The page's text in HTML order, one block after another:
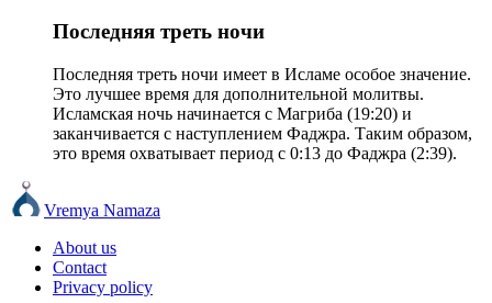
Последняя треть ночи
Последняя треть ночи имеет в Исламе особое значение.
Это лучшее время для дополнительной молитвы.
Исламская ночь начинается с Магриба (19:20) и
заканчивается с наступлением Фаджра. Таким образом,
это время охватывает период с 0:13 до Фаджра (2:39).
Vremya Namaza
About us
Contact
Privacy policy